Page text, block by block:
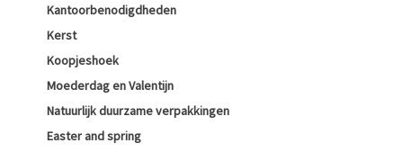
Kantoorbenodigdheden
Kerst
Koopjeshoek
Moederdag en Valentijn
Natuurlijk duurzame verpakkingen
Easter and spring